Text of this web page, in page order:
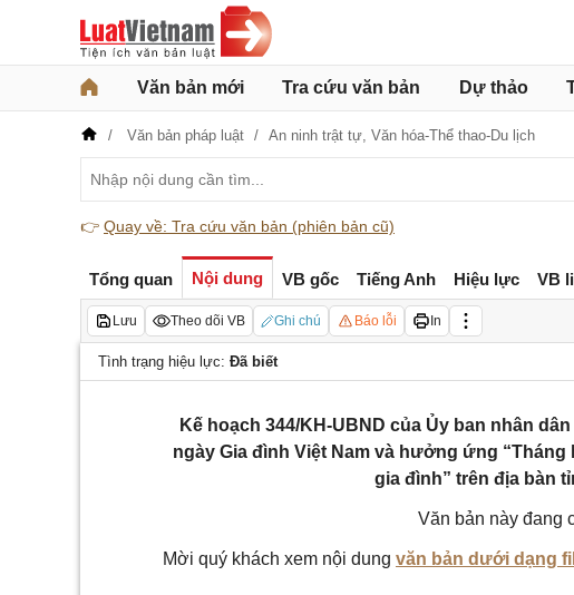
Văn bản mới Tra cứu văn bản Dự thảo
Văn bản pháp luật An ninh trật tự, Văn hóa-Thể thao-Du lịch
👉 Quay về: Tra cứu văn bản (phiên bản cũ)
Tổng quan Nội dung VB gốc Tiếng Anh Hiệu lực VB
Lưu Theo dõi VB Ghi chú Báo lỗi In
Tình trạng hiệu lực: Đã biết
Kế hoạch 344/KH-UBND của Ủy ban nhân
ngày Gia đình Việt Nam và hưởng ứng
gia đình” trên địa bàn
Văn bản này đang
Mời quý khách xem nội dung văn bản dưới dạng